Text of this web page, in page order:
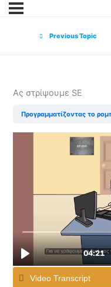
Previous Topic
Ας στρίψουμε SE
Προγραμματίζοντας το
Video Transcript